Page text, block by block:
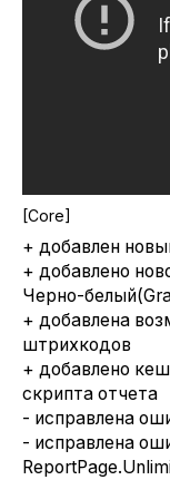
[Core]
+ добавлен
+ добавлено
Черно-
+ добавлена
штрихкодов
+ добавлено
скрипта отчета
- исправлена
- исправлена